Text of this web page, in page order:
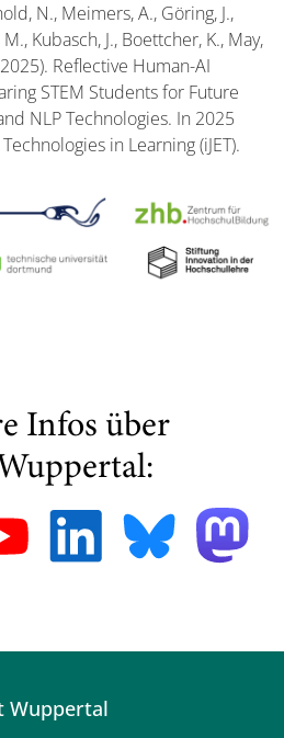
N., Meimers, A., Göring, J.,
Kubasch, J., Boettcher, K., May,
Reflective Human-AI
STEM Students for Future
NLP Technologies. In 2025
in Learning (iJET).
Infos über
Wuppertal